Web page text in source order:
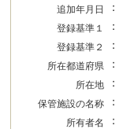
追加年月日
：
登録基準１ ：
登録基準２
：
所在都道府県 ：
所在地
：
保管施設の名称
：
所有者名 ：